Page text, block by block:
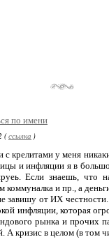
по имени
(ссылка )
крелитами у меня
и инфляции я в
Если знаешь, что
коммуналка и пр., а
завишу от ИХ
инфляции, которая
рынка и прочих
А кризис в целом (в том